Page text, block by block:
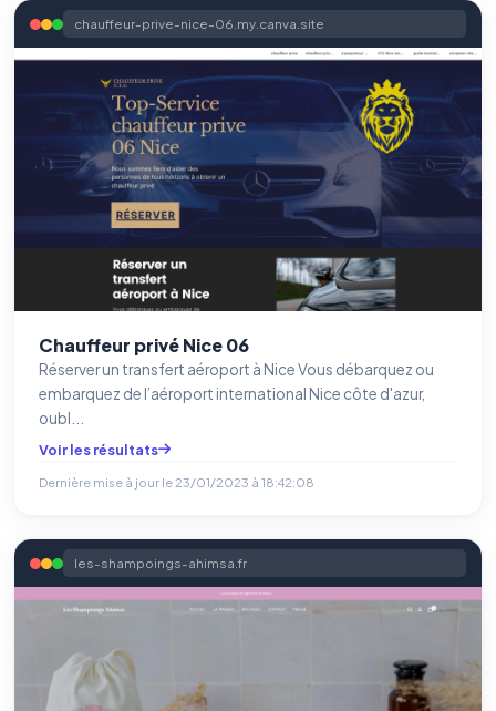
chauffeur-prive-nice-06.my.canva.site
Chauffeur privé Nice 06
Réserver un transfert aéroport à Nice Vous débarquez ou
embarquez de l’aéroport international Nice côte d'azur,
oubl...
Voir les résultats
Dernière mise à jour le 23/01/2023 à 18:42:08
les-shampoings-ahimsa.fr